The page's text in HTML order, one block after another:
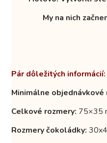
My na nich
Pár dôležitých informácií:
Minimálne objednávkové
Celkové rozmery: 75×35
Rozmery čokoládky: